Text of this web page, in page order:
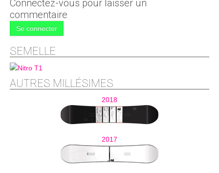
Connectez-vous pour laisser un
commentaire
Se connecter
SEMELLE
AUTRES MILLÉSIMES
2018
2017